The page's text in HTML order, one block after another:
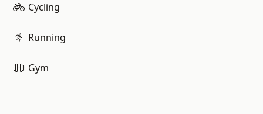
Cycling
Running
Gym